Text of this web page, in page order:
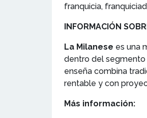
franquicia,
INFORMACIÓN
La Milanese es una
dentro del segmento
enseña combina
rentable y con
Más información: